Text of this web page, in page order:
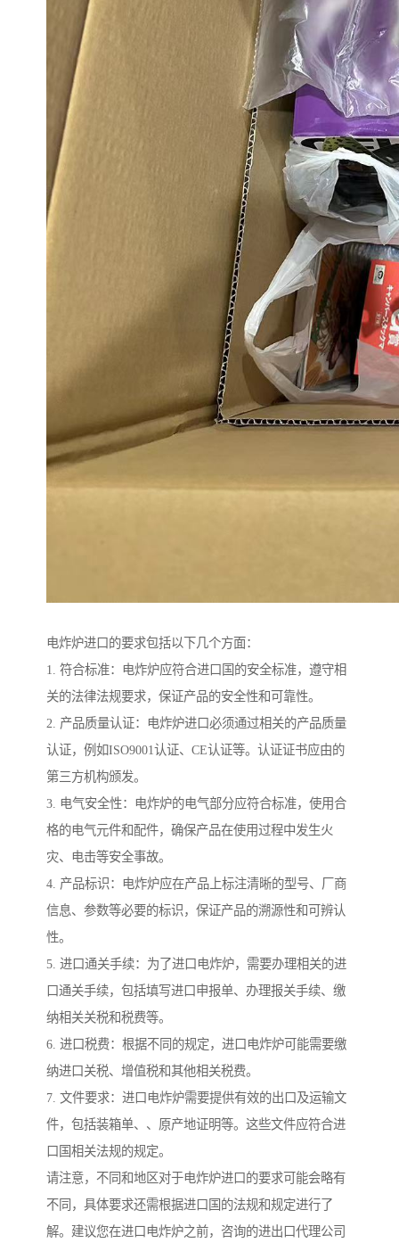
电炸炉进口的要求包括以下几个方面：
1. 符合标准：电炸炉应符合进口国的安全标准，遵守相
关的法律法规要求，保证产品的安全性和可靠性。
2. 产品质量认证：电炸炉进口必须通过相关的产品质量
认证，例如ISO9001认证、CE认证等。认证证书应由的
第三方机构颁发。
3. 电气安全性：电炸炉的电气部分应符合标准，使用合
格的电气元件和配件，确保产品在使用过程中发生火
灾、电击等安全事故。
4. 产品标识：电炸炉应在产品上标注清晰的型号、厂商
信息、参数等必要的标识，保证产品的溯源性和可辨认
性。
5. 进口通关手续：为了进口电炸炉，需要办理相关的进
口通关手续，包括填写进口申报单、办理报关手续、缴
纳相关关税和税费等。
6. 进口税费：根据不同的规定，进口电炸炉可能需要缴
纳进口关税、增值税和其他相关税费。
7. 文件要求：进口电炸炉需要提供有效的出口及运输文
件，包括装箱单、、原产地证明等。这些文件应符合进
口国相关法规的规定。
请注意，不同和地区对于电炸炉进口的要求可能会略有
不同，具体要求还需根据进口国的法规和规定进行了
解。建议您在进口电炸炉之前，咨询的进出口代理公司